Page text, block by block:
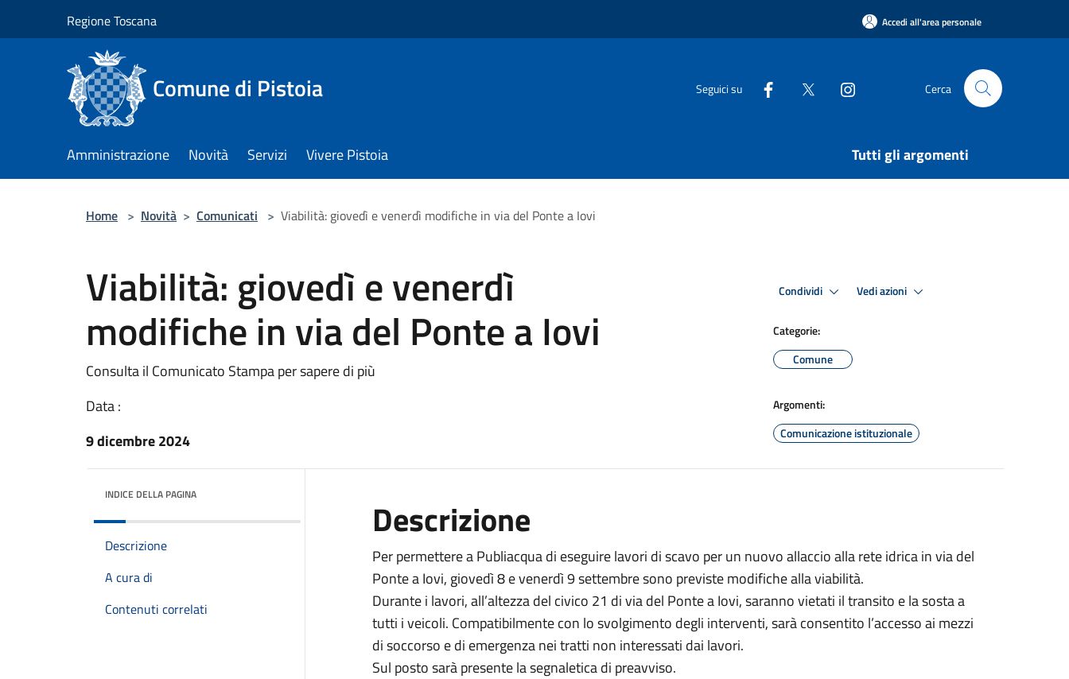
Regione Toscana Accedi all'area personale
Comune di Pistoia Seguici su Cerca
Amministrazione Novità Servizi Vivere Pistoia Tutti gli argomenti
Home > Novità > Comunicati > Viabilità: giovedì e venerdì modifiche in via del Ponte a Iovi
Viabilità: giovedì e venerdì
modifiche in via del Ponte a Iovi
Consulta il Comunicato Stampa per sapere di più
Data :
9 dicembre 2024
Condividi Vedi azioni
Categorie:
Comune
Argomenti:
Comunicazione istituzionale
INDICE DELLA PAGINA
Descrizione
A cura di
Contenuti correlati
Descrizione
Per permettere a Publiacqua di eseguire lavori di scavo per un nuovo allaccio alla rete idrica in via del
Ponte a Iovi, giovedì 8 e venerdì 9 settembre sono previste modifiche alla viabilità.
Durante i lavori, all’altezza del civico 21 di via del Ponte a Iovi, saranno vietati il transito e la sosta a
tutti i veicoli. Compatibilmente con lo svolgimento degli interventi, sarà consentito l’accesso ai mezzi
di soccorso e di emergenza nei tratti non interessati dai lavori.
Sul posto sarà presente la segnaletica di preavviso.